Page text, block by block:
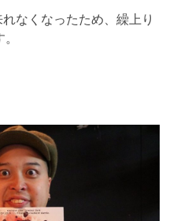
なくなったため、繰上り